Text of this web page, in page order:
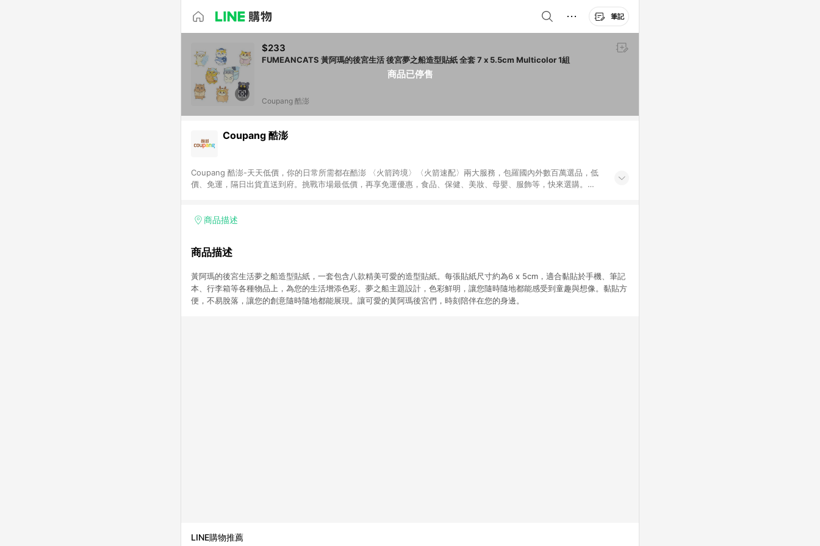
筆記
商品已停售
$233
FUMEANCATS 黃阿瑪的後宮生活 後宮夢之船造型貼紙 全套 7 x 5.5cm Multicolor 1組
Coupang 酷澎
Coupang 酷澎
Coupang 酷澎-天天低價，你的日常所需都在酷澎 〈火箭跨境〉〈火箭速配〉兩大服務，包羅國內外數百萬選品，低
價、免運，隔日出貨直送到府。挑戰市場最低價，再享免運優惠，食品、保健、美妝、母嬰、服飾等，快來選購。
商品描述
商品描述
黃阿瑪的後宮生活夢之船造型貼紙，一套包含八款精美可愛的造型貼紙。每張貼紙尺寸約為6 x 5cm，適合黏貼於手機、筆記
本、行李箱等各種物品上，為您的生活增添色彩。夢之船主題設計，色彩鮮明，讓您隨時隨地都能感受到童趣與想像。黏貼方
便，不易脫落，讓您的創意隨時隨地都能展現。讓可愛的黃阿瑪後宮們，時刻陪伴在您的身邊。
LINE購物推薦